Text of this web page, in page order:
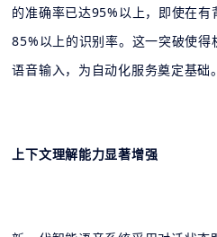
的准确率已达95%以上，即使在
85%以上的识别率。这一突破使得
语音输入，为自动化服务奠定基础。
上下文理解能力显著增强